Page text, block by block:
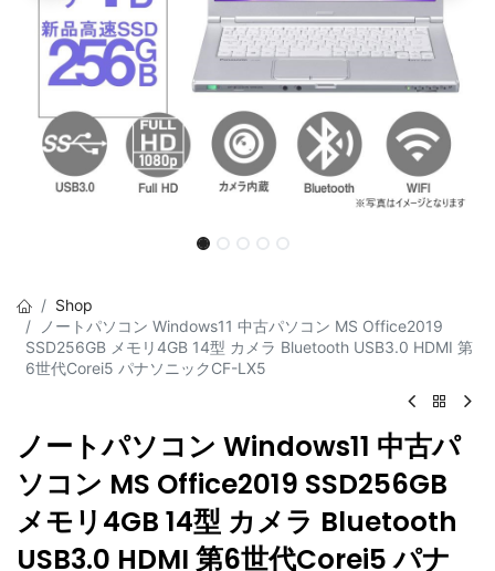
Shop
ノートパソコン Windows11 中古パソコン MS Office2019
SSD256GB メモリ4GB 14型 カメラ Bluetooth USB3.0 HDMI 第
6世代Corei5 パナソニックCF-LX5
ノートパソコン Windows11 中古パ
ソコン MS Office2019 SSD256GB
メモリ4GB 14型 カメラ Bluetooth
USB3.0 HDMI 第6世代Corei5 パナ